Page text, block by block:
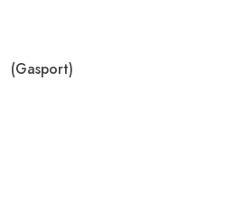
(Gasport)